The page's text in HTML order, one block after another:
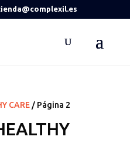
CARE/ Página 2